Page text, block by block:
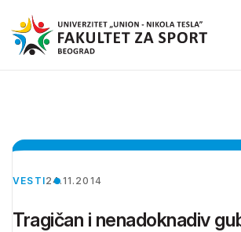
VESTI24.11.2014
Tragičan i nenadoknadiv